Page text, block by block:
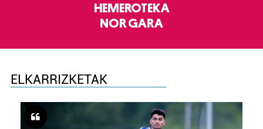
HEMEROTEKA
NOR GARA
ELKARRIZKETAK